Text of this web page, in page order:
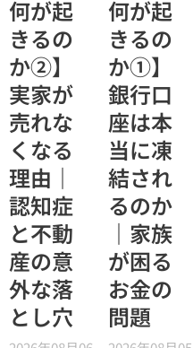
何が起
きるの
か②】
実家が
売れな
くなる
理由｜
認知症
と不動
産の意
外な落
とし穴
何が起
きるの
か①】
銀行口
座は本
当に凍
結され
るのか
｜家族
が困る
お金の
問題